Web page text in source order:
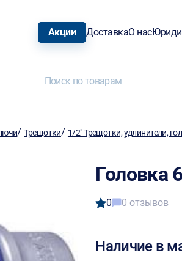
Акции ДоставкаО нас
/Трещотки/ 1/2" Трещотки, удлинители, гол
Головка
0 0 отзывов
Наличие в